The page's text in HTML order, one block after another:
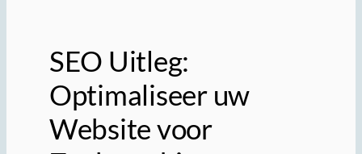
SEO Uitleg:
Optimaliseer uw
Website voor